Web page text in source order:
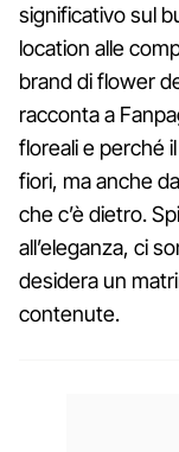
significativo sul
location alle
brand di flower
racconta a
floreali e perché
fiori, ma anche
che c’è dietro.
all’eleganza, ci
desidera un
contenute.